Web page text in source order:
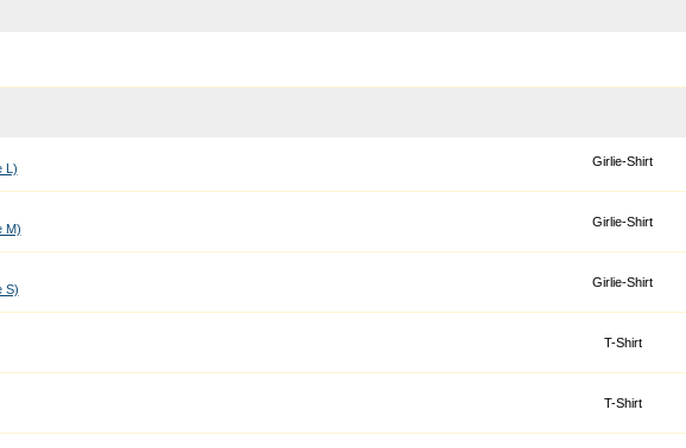
L)
Girlie-Shirt
M)
Girlie-Shirt
S)
Girlie-Shirt
T-Shirt
T-Shirt